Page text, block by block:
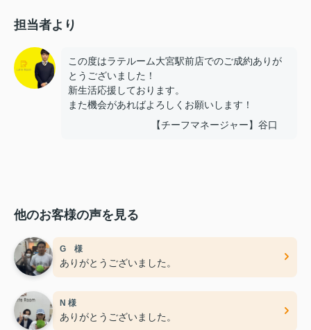
担当者より
この度はラテルーム大宮駅前店でのご成約ありが
とうございました！
新生活応援しております。
また機会があればよろしくお願いします！
【チーフマネージャー】谷口
他のお客様の声を見る
G 様
ありがとうございました。
N 様
ありがとうございました。